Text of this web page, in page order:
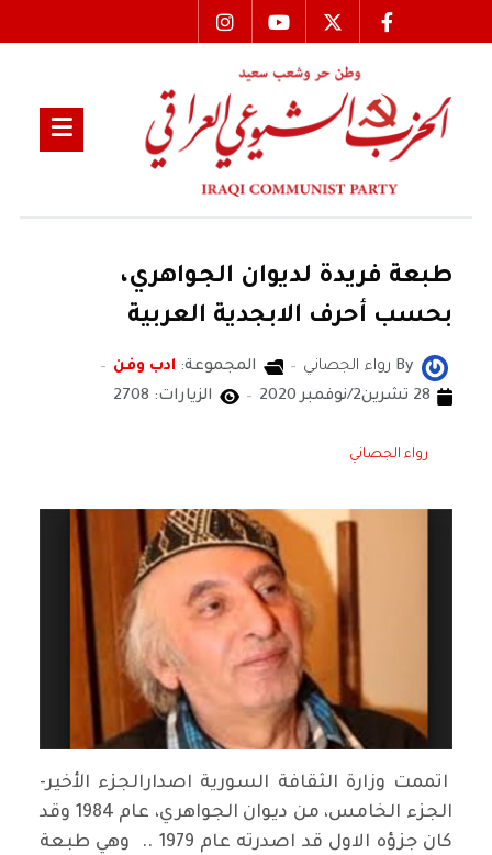
طبعة فريدة لديوان الجـواهري،
بحسب أحرف الابجدية العربية
By رواء الجصاني المجموعة: ادب وفن
28 تشرين2/نوفمبر 2020
الزيارات: 2708
رواء الجصاني
اتممت وزارة الثقافة السورية اصدارالجزء الأخير-
الجزء الخامس، من ديوان الجواهري، عام 1984 وقد
كان جزؤه الاول قد اصدرته عام 1979 .. وهي طبعة